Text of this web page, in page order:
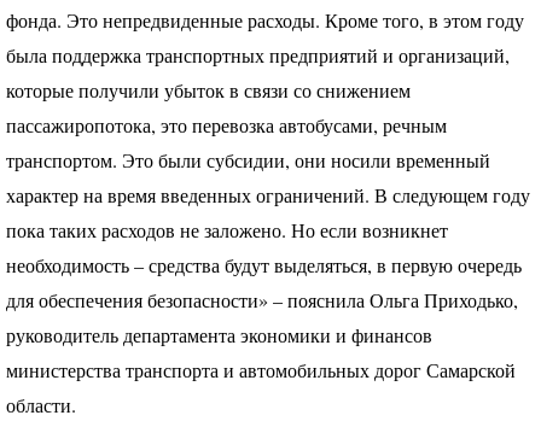
фонда. Это непредвиденные расходы. Кроме того, в этом году
была поддержка транспортных предприятий и организаций,
которые получили убыток в связи со снижением
пассажиропотока, это перевозка автобусами, речным
транспортом. Это были субсидии, они носили временный
характер на время введенных ограничений. В следующем году
пока таких расходов не заложено. Но если возникнет
необходимость – средства будут выделяться, в первую очередь
для обеспечения безопасности» – пояснила Ольга Приходько,
руководитель департамента экономики и финансов
министерства транспорта и автомобильных дорог Самарской
области.